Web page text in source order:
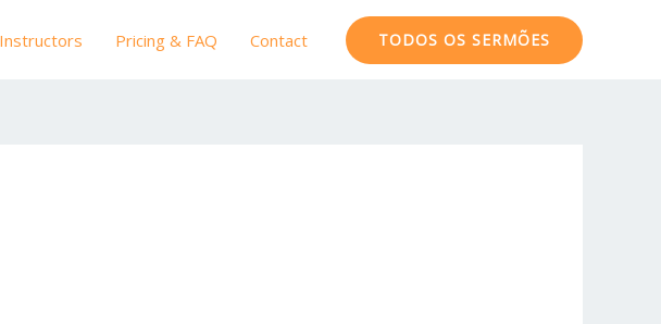
Instructors Pricing & FAQ Contact TODOS OS SERMÕES